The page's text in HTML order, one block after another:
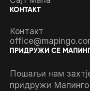
КОНТАКТ
Контакт
ПРИДРУЖИ СЕ
Пошаљи нам
придружи